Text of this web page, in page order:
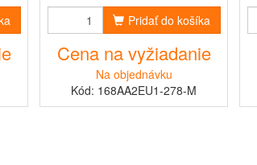
Pridať do košíka
Cena na vyžiadanie
Na objednávku
Kód: 168AA2EU1-278-M